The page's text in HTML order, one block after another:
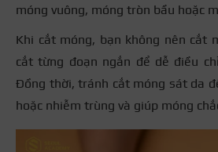
móng vuông, móng tròn bầu hoặc
Khi cắt móng, bạn không nên cắt
cắt từng đoạn ngắn để dễ điều
Đồng thời, tránh cắt móng sát da
hoặc nhiễm trùng và giúp móng